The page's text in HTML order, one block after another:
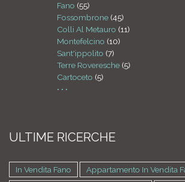
Fano (55)
Fossombrone (45)
Colli Al Metauro (11)
Montefelcino (10)
Sant'ippolito (7)
Terre Roveresche (5)
Cartoceto (5)
• • •
ULTIME RICERCHE
In Vendita Fano Appartamento In Vendita